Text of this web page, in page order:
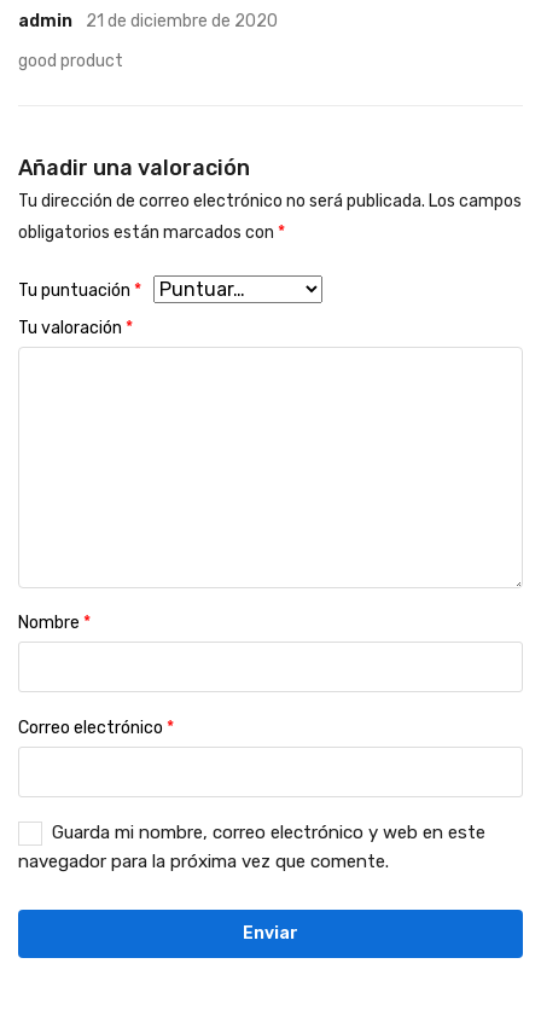
Valorado en5 de
5
admin
21 de diciembre de 2020
good product
Añadir una valoración
Tu dirección de correo electrónico no será publicada. Los campos
obligatorios están marcados con *
Tu puntuación *
Tu valoración *
Nombre *
Correo electrónico *
Guarda mi nombre, correo electrónico y web en este
navegador para la próxima vez que comente.